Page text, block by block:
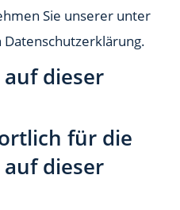
Sie unserer unter
dieser
für die
dieser